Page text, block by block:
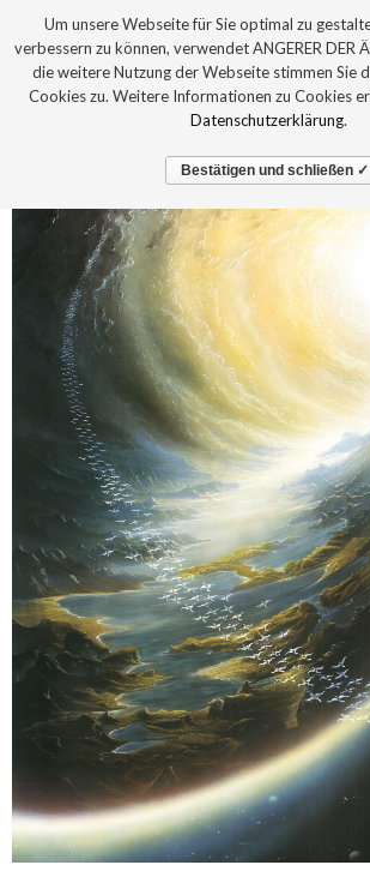
Um unsere Webseite für Sie optimal zu
verbessern zu können, verwendet ANGERER DER
die weitere Nutzung der Webseite stimmen Sie
Cookies zu. Weitere Informationen zu Cookies
Datenschutzerklärung.
Bestätigen und schließen ✓